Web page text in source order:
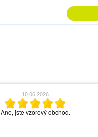
10.06.2026
Ano, jste vzorový obchod.